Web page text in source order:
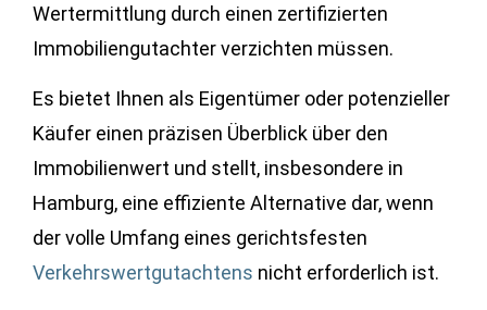
Wertermittlung durch einen zertifizierten
Immobiliengutachter verzichten müssen.
Es bietet Ihnen als Eigentümer oder potenzieller
Käufer einen präzisen Überblick über den
Immobilienwert und stellt, insbesondere in
Hamburg, eine effiziente Alternative dar, wenn
der volle Umfang eines gerichtsfesten
Verkehrswertgutachtens nicht erforderlich ist.